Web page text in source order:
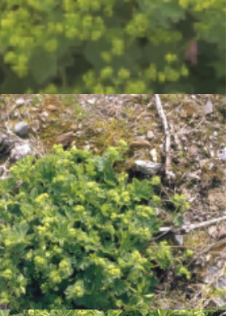
Fraaie vrouwenmantel
Alchemilla mollis